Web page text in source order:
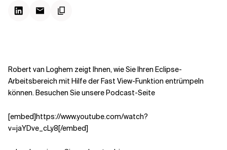
Robert van Loghem zeigt Ihnen, wie Sie Ihren Eclipse-
Arbeitsbereich mit Hilfe der Fast View-Funktion entrümpeln
können. Besuchen Sie unsere Podcast-Seite
[embed]https://www.youtube.com/watch?
v=jaYDve_cLy8[/embed]